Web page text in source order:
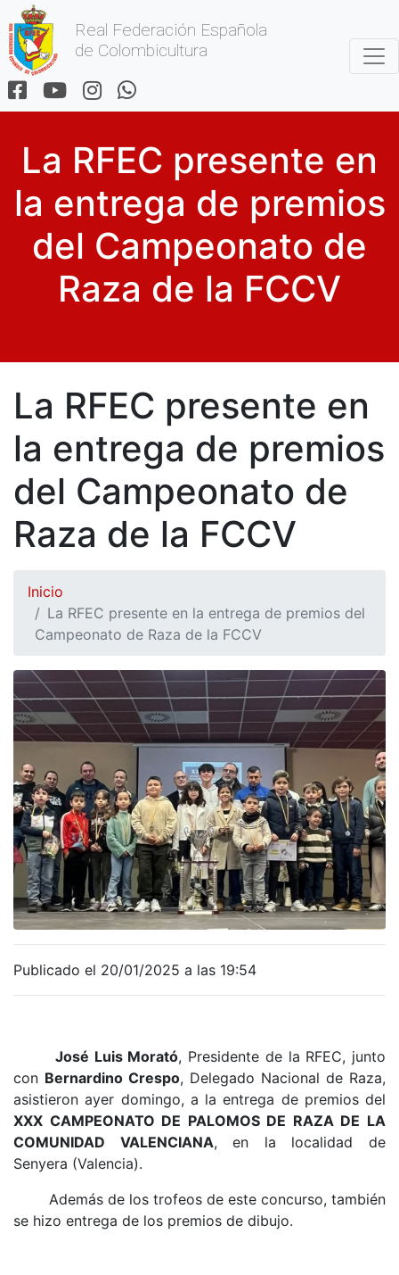
Real Federación Española
de Colombicultura
La RFEC presente en
la entrega de premios
del Campeonato de
Raza de la FCCV
La RFEC presente en
la entrega de premios
del Campeonato de
Raza de la FCCV
Inicio
La RFEC presente en la entrega de premios del
Campeonato de Raza de la FCCV
Publicado el 20/01/2025 a las 19:54
José Luis Morató, Presidente de la RFEC, junto
con Bernardino Crespo, Delegado Nacional de Raza,
asistieron ayer domingo, a la entrega de premios del
XXX CAMPEONATO DE PALOMOS DE RAZA DE LA
COMUNIDAD VALENCIANA, en la localidad de
Senyera (Valencia).
Además de los trofeos de este concurso, también
se hizo entrega de los premios de dibujo.